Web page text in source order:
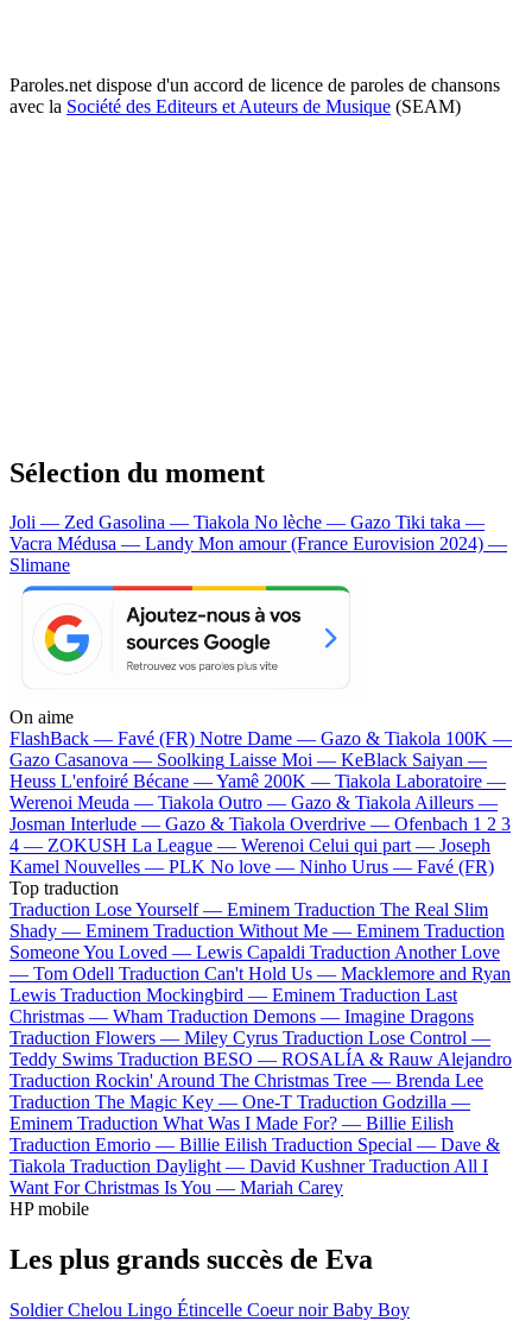
Paroles.net dispose d'un accord de licence de paroles de chansons
avec la Société des Editeurs et Auteurs de Musique (SEAM)
Sélection du moment
Joli — Zed Gasolina — Tiakola No lèche — Gazo Tiki taka —
Vacra Médusa — Landy Mon amour (France Eurovision 2024) —
Slimane
On aime
FlashBack — Favé (FR) Notre Dame — Gazo & Tiakola 100K —
Gazo Casanova — Soolking Laisse Moi — KeBlack Saiyan —
Heuss L'enfoiré Bécane —Yamê 200K — Tiakola Laboratoire —
Werenoi Meuda — Tiakola Outro — Gazo & TiakolaAilleurs —
Josman Interlude — Gazo & Tiakola Overdrive — Ofenbach 1 2 3
4 — ZOKUSH La League — Werenoi Celui qui part — Joseph
Kamel Nouvelles — PLK No love — Ninho Urus — Favé (FR)
Top traduction
Traduction Lose Yourself — Eminem Traduction The Real Slim
Shady — Eminem Traduction Without Me — Eminem Traduction
Someone You Loved — Lewis Capaldi Traduction Another Love
— Tom Odell Traduction Can't Hold Us — Macklemore and Ryan
Lewis Traduction Mockingbird — Eminem Traduction Last
Christmas — Wham Traduction Demons — Imagine Dragons
Traduction Flowers — Miley Cyrus Traduction Lose Control —
Teddy Swims Traduction BESO — ROSALÍA & Rauw Alejandro
Traduction Rockin' Around The Christmas Tree — Brenda Lee
Traduction The Magic Key — One-T Traduction Godzilla —
Eminem Traduction What Was I Made For? — Billie Eilish
Traduction Emorio — Billie Eilish Traduction Special — Dave &
Tiakola Traduction Daylight — David Kushner Traduction All I
Want For Christmas Is You — Mariah Carey
HP mobile
Les plus grands succès de Eva
SoldierChelou Lingo Étincelle Coeur noirBaby Boy